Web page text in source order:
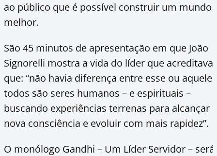
ao público que é possível construir um mundo
melhor.
São 45 minutos de apresentação em que João
Signorelli mostra a vida do líder que acreditava
que: “não havia diferença entre esse ou aquele:
todos são seres humanos – e espirituais –
buscando experiências terrenas para alcançar
nova consciência e evoluir com mais rapidez”.
O monólogo Gandhi – Um Líder Servidor – será